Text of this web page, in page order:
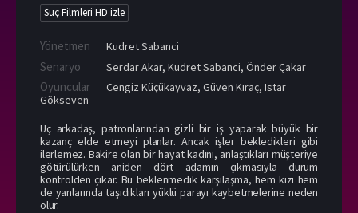
Suç Filmleri HD izle
Yönetmen Kudret Sabanci
Senaryo Serdar Akar, Kudret Sabanci, Önder Çakar
Oyuncular Cengiz Küçükayvaz, Güven Kıraç, Istar
Gökseven
Üç arkadaş, patronlarından gizli bir iş yaparak büyük bir
kazanç elde etmeyi planlar. Ancak işler bekledikleri gibi
ilerlemez. Bakire olan bir hayat kadını, anlaştıkları müşteriye
götürülürken aniden dört adamın çıkmasıyla durum
kontrolden çıkar. Bu beklenmedik karşılaşma, hem kızı hem
de yanlarında taşıdıkları yüklü parayı kaybetmelerine neden
olur.